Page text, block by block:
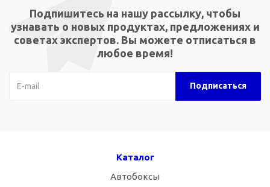
Подпишитесь на нашу рассылку, чтобы
узнавать о новых продуктах, предложениях и
советах экспертов. Вы можете отписаться в
любое время!
Каталог
Автобоксы